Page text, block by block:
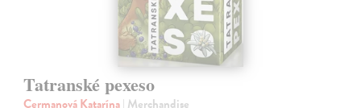
Tatranské pexeso
Cermanová Katarína| Merchandise